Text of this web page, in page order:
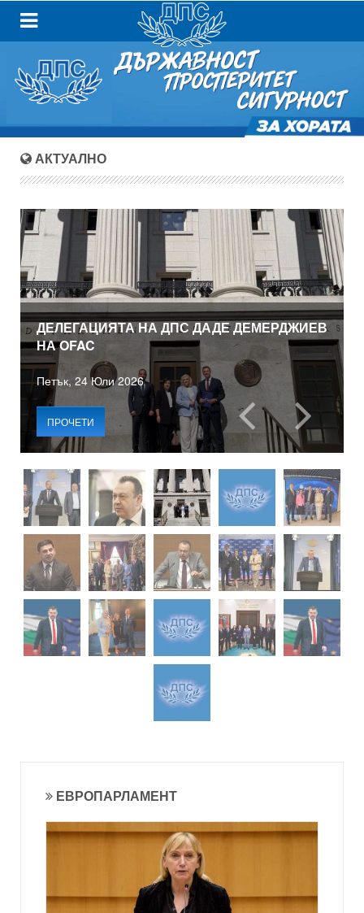
АКТУАЛНО
ДЕЛЕГАЦИЯТА НА ДПС ДАДЕ ДЕМЕРДЖИЕВ
НА OFAC
Петък, 24 Юли 2026
ПРОЧЕТИ
ЕВРОПАРЛАМЕНТ